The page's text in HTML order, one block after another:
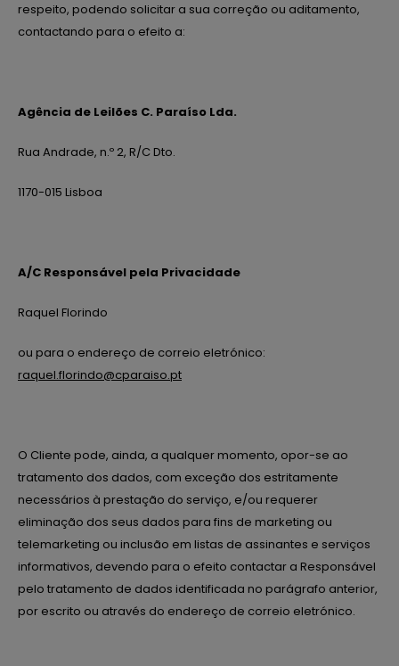
respeito, podendo solicitar a sua correção ou aditamento,
contactando para o efeito a:
Agência de Leilões C. Paraíso Lda.
Rua Andrade, n.º 2, R/C Dto.
1170-015 Lisboa
A/C Responsável pela Privacidade
Raquel Florindo
ou para o endereço de correio eletrónico:
raquel.florindo@cparaiso.pt
O Cliente pode, ainda, a qualquer momento, opor-se ao
tratamento dos dados, com exceção dos estritamente
necessários à prestação do serviço, e/ou requerer
eliminação dos seus dados para fins de marketing ou
telemarketing ou inclusão em listas de assinantes e serviços
informativos, devendo para o efeito contactar a Responsável
pelo tratamento de dados identificada no parágrafo anterior,
por escrito ou através do endereço de correio eletrónico.